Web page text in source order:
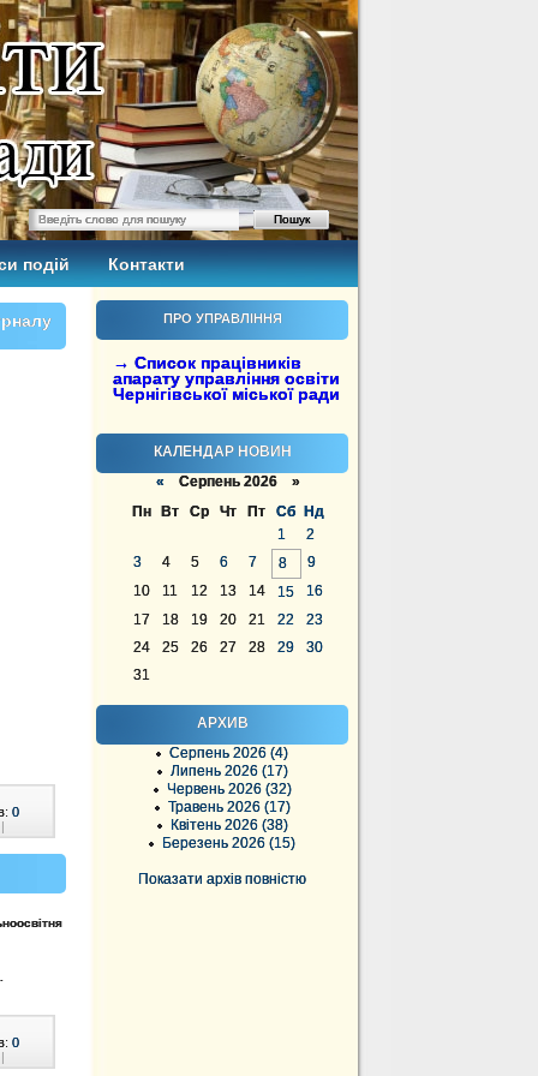
подій Контакти
ПРО УПРАВЛІННЯ
→ Список працівників
апарату управління освіти
Чернігівської міської ради
КАЛЕНДАР НОВИН
« Серпень 2026 »
Пн
Вт Ср Чт Пт Сб
Нд
1
2
3
4 5 6 7 8
9
10
11 12 13 14 15
16
17
18 19 20 21 22
23
24
25 26 27 28 29
30
31
АРХИВ
Серпень 2026 (4)
Липень 2026 (17)
Червень 2026 (32)
Травень 2026 (17)
Квітень 2026 (38)
Березень 2026 (15)
Показати архів повністю
0
|
0
|